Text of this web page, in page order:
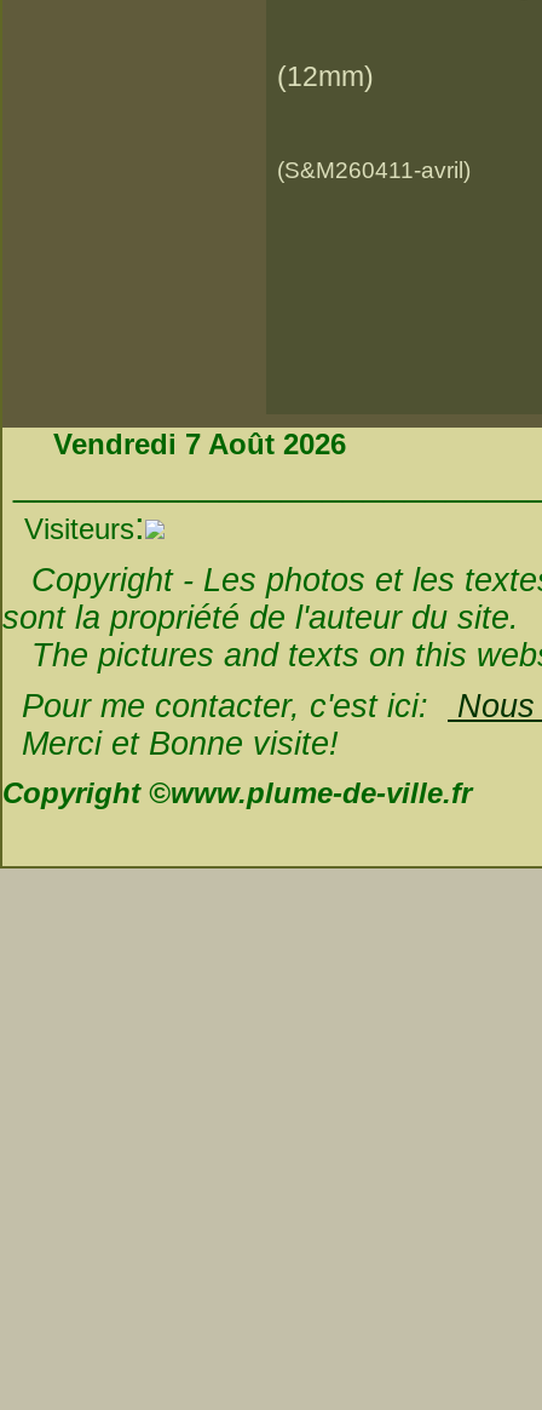
(12mm)
(S&M260411-avril)
Vendredi 7 Août 2026
Visiteurs:
Copyright - Les photos et les
sont la propriété de l'auteur du site.
The pictures and texts on this
Pour me contacter, c'est ici:
Merci et Bonne visite!
Copyright ©www.plume-de-ville.fr